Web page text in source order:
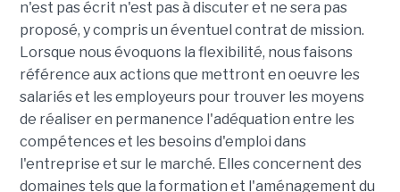
n'est pas écrit n'est pas à discuter et ne sera pas
proposé, y compris un éventuel contrat de mission.
Lorsque nous évoquons la flexibilité, nous faisons
référence aux actions que mettront en oeuvre les
salariés et les employeurs pour trouver les moyens
de réaliser en permanence l'adéquation entre les
compétences et les besoins d'emploi dans
l'entreprise et sur le marché. Elles concernent des
domaines tels que la formation et l'aménagement du